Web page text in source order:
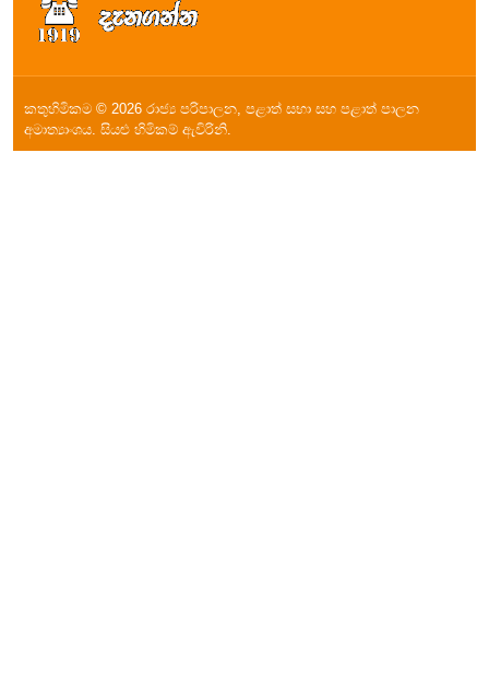
කතුහිමිකම © 2026 රාජ්‍ය පරිපාලන, පළාත් සභා සහ පළාත් පාලන
අමාත්‍යාංශය. සියළු හිමිකම් ඇවිරිනි.